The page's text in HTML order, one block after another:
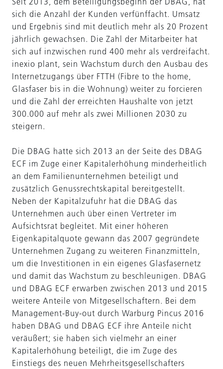
sich die Anzahl der Kunden verfünffacht. Umsatz
und Ergebnis sind mit deutlich mehr als 20 Prozent
jährlich gewachsen. Die Zahl der Mitarbeiter hat
sich auf inzwischen rund 400 mehr als verdreifacht.
inexio plant, sein Wachstum durch den Ausbau des
Internetzugangs über FTTH (Fibre to the home,
Glasfaser bis in die Wohnung) weiter zu forcieren
und die Zahl der erreichten Haushalte von jetzt
300.000 auf mehr als zwei Millionen 2030 zu
steigern.
Die DBAG hatte sich 2013 an der Seite des DBAG
ECF im Zuge einer Kapitalerhöhung minderheitlich
an dem Familienunternehmen beteiligt und
zusätzlich Genussrechtskapital bereitgestellt.
Neben der Kapitalzufuhr hat die DBAG das
Unternehmen auch über einen Vertreter im
Aufsichtsrat begleitet. Mit einer höheren
Eigenkapitalquote gewann das 2007 gegründete
Unternehmen Zugang zu weiteren Finanzmitteln,
um die Investitionen in ein eigenes Glasfasernetz
und damit das Wachstum zu beschleunigen. DBAG
und DBAG ECF erwarben zwischen 2013 und 2015
weitere Anteile von Mitgesellschaftern. Bei dem
Management-Buy-out durch Warburg Pincus 2016
haben DBAG und DBAG ECF ihre Anteile nicht
veräußert; sie haben sich vielmehr an einer
Kapitalerhöhung beteiligt, die im Zuge des
Einstiegs des neuen Mehrheitsgesellschafters